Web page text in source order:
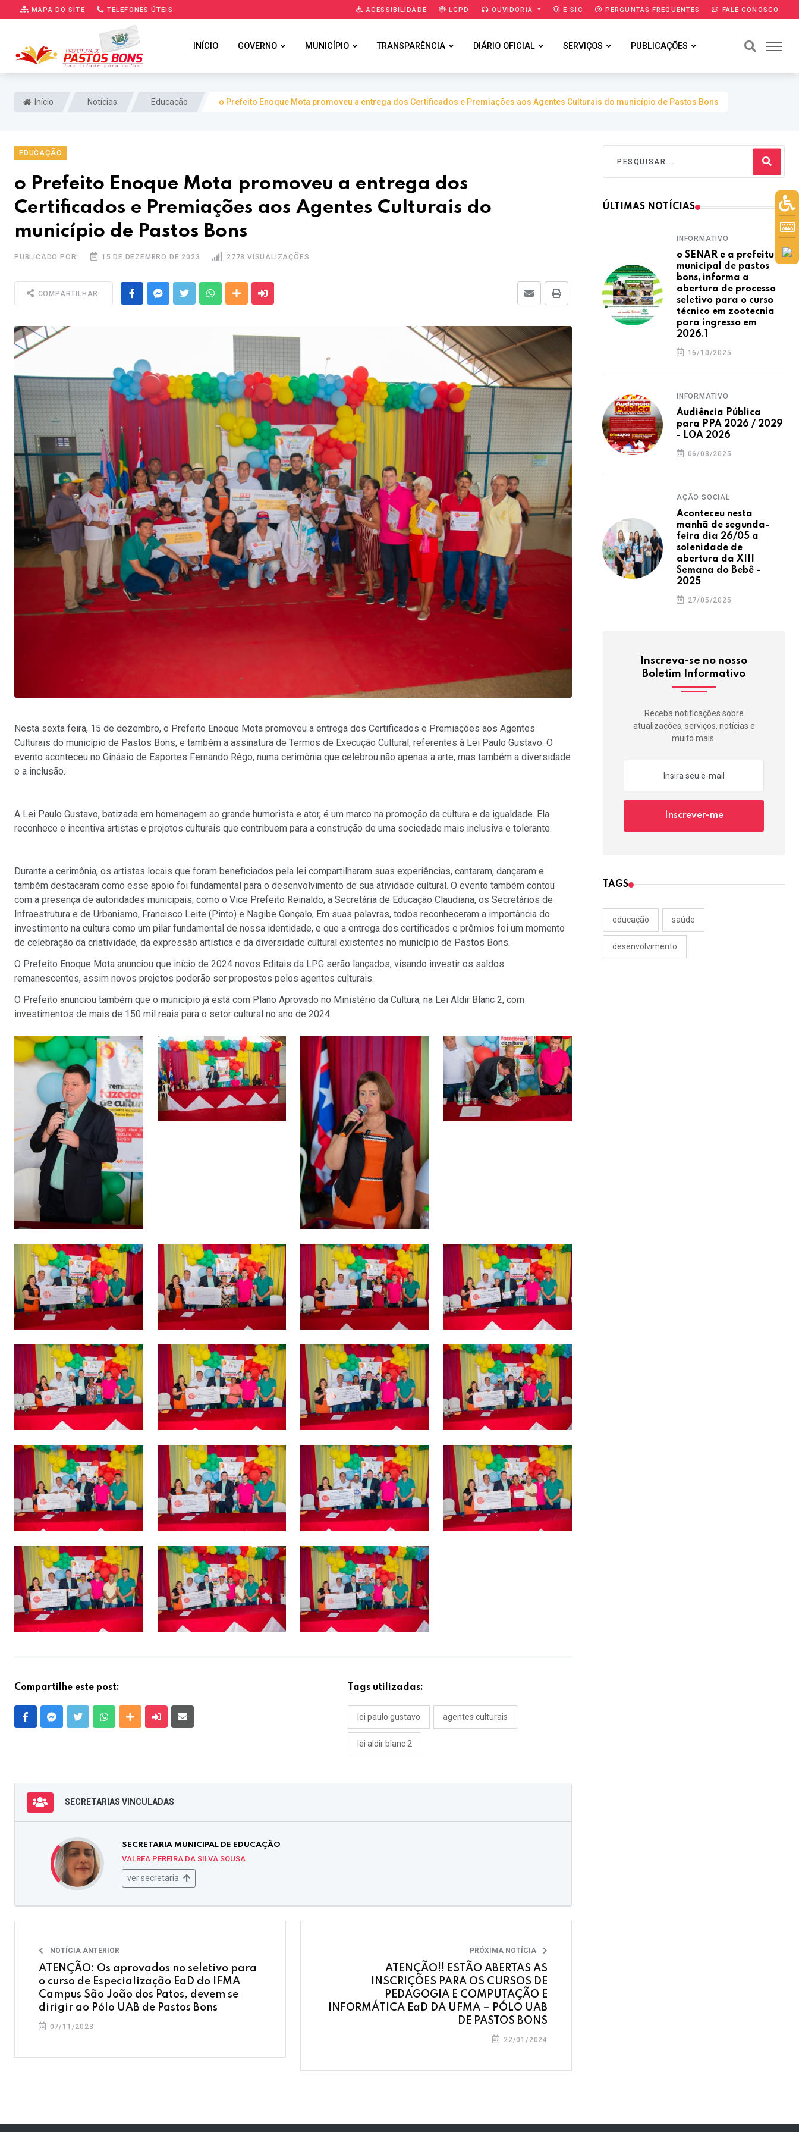
MAPA DO SITE TELEFONES ÚTEIS ACESSIBILIDADE LGPD OUVIDORIA E-SIC PERGUNTAS FREQUENTES FALE CONOSCO
INÍCIO GOVERNO MUNICÍPIO TRANSPARÊNCIA DIÁRIO OFICIAL SERVIÇOS PUBLICAÇÕES
Início Notícias Educação o Prefeito Enoque Mota promoveu a entrega dos Certificados e Premiações aos Agentes Culturais do município de Pastos Bons
EDUCAÇÃO
o Prefeito Enoque Mota promoveu a entrega dos
Certificados e Premiações aos Agentes Culturais do
município de Pastos Bons
PUBLICADO POR: 15 DE DEZEMBRO DE 2023 2778 VISUALIZAÇÕES
COMPARTILHAR: FacebookMessenger
Twitter WhatsappOutras Mídias E-mail
Nesta sexta feira, 15 de dezembro, o Prefeito Enoque Mota promoveu a entrega dos Certificados e Premiações aos Agentes
Culturais do município de Pastos Bons, e também a assinatura de Termos de Execução Cultural, referentes à Lei Paulo Gustavo. O
evento aconteceu no Ginásio de Esportes Fernando Rêgo, numa cerimônia que celebrou não apenas a arte, mas também a diversidade
e a inclusão.
A Lei Paulo Gustavo, batizada em homenagem ao grande humorista e ator, é um marco na promoção da cultura e da igualdade. Ela
reconhece e incentiva artistas e projetos culturais que contribuem para a construção de uma sociedade mais inclusiva e tolerante.
Durante a cerimônia, os artistas locais que foram beneficiados pela lei compartilharam suas experiências, cantaram, dançaram e
também destacaram como esse apoio foi fundamental para o desenvolvimento de sua atividade cultural. O evento também contou
com a presença de autoridades municipais, como o Vice Prefeito Reinaldo, a Secretária de Educação Claudiana, os Secretários de
Infraestrutura e de Urbanismo, Francisco Leite (Pinto) e Nagibe Gonçalo, Em suas palavras, todos reconheceram a importância do
investimento na cultura como um pilar fundamental de nossa identidade, e que a entrega dos certificados e prêmios foi um momento
de celebração da criatividade, da expressão artística e da diversidade cultural existentes no município de Pastos Bons.
O Prefeito Enoque Mota anunciou que início de 2024 novos Editais da LPG serão lançados, visando investir os saldos
remanescentes, assim novos projetos poderão ser propostos pelos agentes culturais.
O Prefeito anunciou também que o município já está com Plano Aprovado no Ministério da Cultura, na Lei Aldir Blanc 2, com
investimentos de mais de 150 mil reais para o setor cultural no ano de 2024.
Compartilhe este post:
FacebookMessenger
Twitter WhatsappOutras MídiasEnviar para um amigo
Tags utilizadas:
lei paulo gustavo agentes culturais
lei aldir blanc 2
SECRETARIAS VINCULADAS
SECRETARIA MUNICIPAL DE EDUCAÇÃO
VALBEA PEREIRA DA SILVA SOUSA
ver secretaria
NOTÍCIA ANTERIOR
ATENÇÃO: Os aprovados no seletivo para
o curso de Especialização EaD do IFMA
Campus São João dos Patos, devem se
dirigir ao Pólo UAB de Pastos Bons
07/11/2023
PRÓXIMA NOTÍCIA
ATENÇÃO!! ESTÃO ABERTAS AS
INSCRIÇÕES PARA OS CURSOS DE
PEDAGOGIA E COMPUTAÇÃO E
INFORMÁTICA EaD DA UFMA – PÓLO UAB
DE PASTOS BONS
22/01/2024
ÚLTIMAS NOTÍCIAS
INFORMATIVO
o SENAR e a prefeitura
municipal de pastos
bons, informa a
abertura de processo
seletivo para o curso
técnico em zootecnia
para ingresso em
2026.1
16/10/2025
INFORMATIVO
Audiência Pública
para PPA 2026 / 2029
- LOA 2026
06/08/2025
AÇÃO SOCIAL
Aconteceu nesta
manhã de segunda-
feira dia 26/05 a
solenidade de
abertura da XIII
Semana do Bebê -
2025
27/05/2025
Inscreva-se no nosso
Boletim Informativo
Receba notificações sobre
atualizações, serviços, notícias e
muito mais.
Inscrever-me
TAGS
educação saúde
desenvolvimento